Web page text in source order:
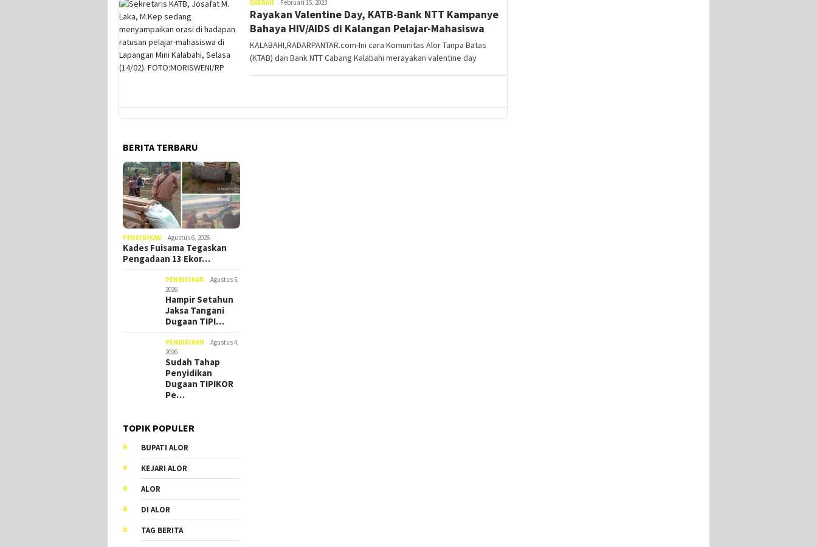
DAERAH Moris
Weni
Februari 15, 2023
Rayakan Valentine Day, KATB-Bank NTT Kampanye
Bahaya HIV/AIDS di Kalangan Pelajar-Mahasiswa
KALABAHI,RADARPANTAR.com-Ini cara Komunitas Alor Tanpa Batas
(KTAB) dan Bank NTT Cabang Kalabahi merayakan valentine day
BERITA TERBARU
PENDIDIKAN Agustus 6, 2026
Kades Fuisama Tegaskan
Pengadaan 13 Ekor…
PENDIDIKAN
Agustus 5,
2026
Hampir Setahun
Jaksa Tangani
Dugaan TIPI…
PENDIDIKAN
Agustus 4,
2026
Sudah Tahap
Penyidikan
Dugaan TIPIKOR
Pe…
TOPIK POPULER
BUPATI ALOR
KEJARI ALOR
ALOR
DI ALOR
TAG BERITA